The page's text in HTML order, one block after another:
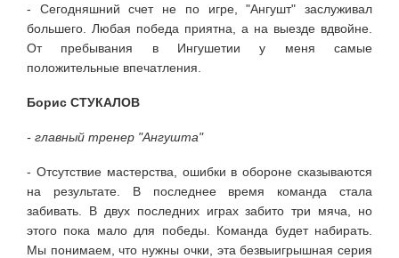
- Сегодняшний счет не по игре, "Ангушт" заслуживал
большего. Любая победа приятна, а на выезде вдвойне.
От пребывания в Ингушетии у меня самые
положительные впечатления.
Борис СТУКАЛОВ
- главный тренер "Ангушта"
- Отсутствие мастерства, ошибки в обороне сказываются
на результате. В последнее время команда стала
забивать. В двух последних играх забито три мяча, но
этого пока мало для победы. Команда будет набирать.
Мы понимаем, что нужны очки, эта безвыигрышная серия